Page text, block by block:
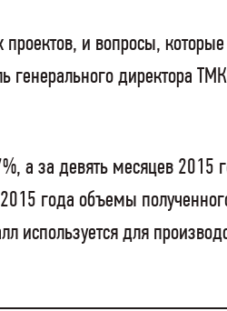
и вопросы,
генерального директора
а за девять месяцев 2015
года объемы
используется для